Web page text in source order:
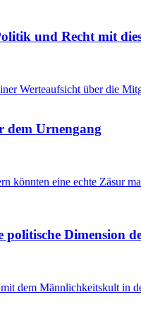
und Recht mit
Werteaufsicht über die
dem Urnengang
könnten eine echte Zäsur
Dimension
dem Männlichkeitskult in